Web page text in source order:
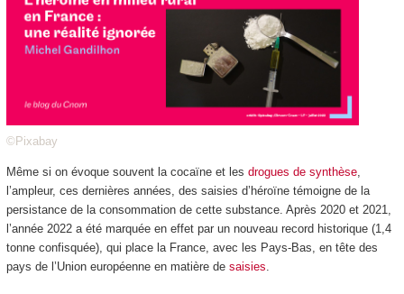
©Pixabay
Même si on évoque souvent la cocaïne et les drogues de synthèse,
l’ampleur, ces dernières années, des saisies d’héroïne témoigne de la
persistance de la consommation de cette substance. Après 2020 et 2021,
l’année 2022 a été marquée en effet par un nouveau record historique (1,4
tonne confisquée), qui place la France, avec les Pays-Bas, en tête des
pays de l’Union européenne en matière de saisies